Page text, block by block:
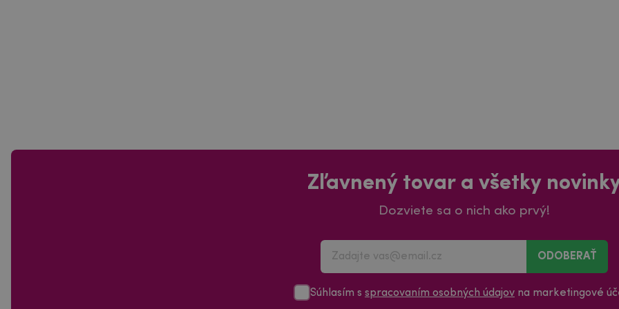
Zľavnený tovar a všetky
Dozviete sa o nich ako prvý!
ODOBERAŤ
Súhlasím s spracovaním osobných údajov na marketingové